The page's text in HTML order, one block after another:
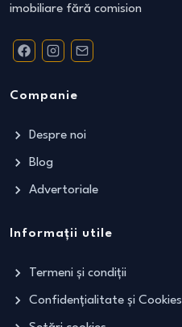
imobiliare fără comision
Companie
Despre noi
Blog
Advertoriale
Informații utile
Termeni și condiții
Confidențialitate și Cookies